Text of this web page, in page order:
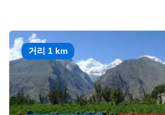
거리 1 km